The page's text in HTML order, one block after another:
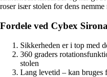
roser især stolen for dens
Fordele ved Cybex
Sikkerheden er i top med
360 graders
stolen
Lang levetid – kan bruges